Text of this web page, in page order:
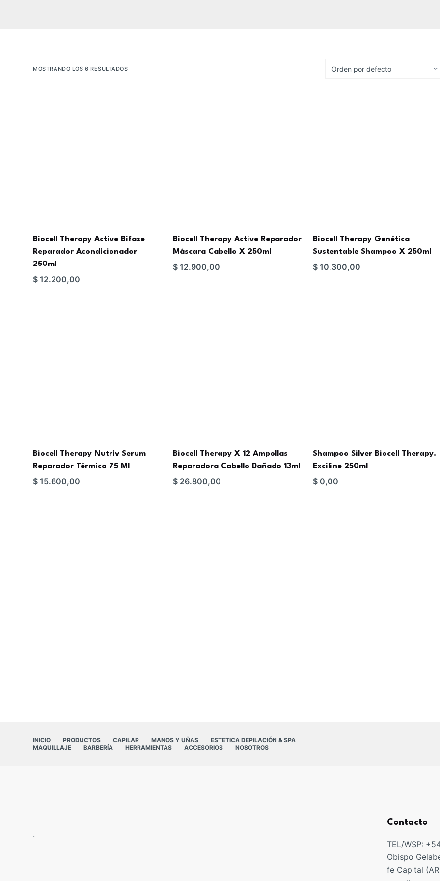
MOSTRANDO LOS 6 RESULTADOS
Biocell Therapy Active Bifase
Reparador Acondicionador
250ml
$ 12.200,00
Biocell Therapy Active Reparador
Máscara Cabello X 250ml
$ 12.900,00
Biocell Therapy Genética
Sustentable Shampoo X 250ml
$10.300,00
Biocell Therapy Nutriv Serum
Reparador Térmico 75 Ml
$ 15.600,00
Biocell Therapy X 12 Ampollas
Reparadora Cabello Dañado 13ml
$ 26.800,00
Shampoo Silver Biocell Therapy.
Exciline 250ml
$0,00
INICIO PRODUCTOS CAPILAR MANOS Y UÑAS
ESTETICA DEPILACIÓN & SPA
MAQUILLAJE
BARBERÍA HERRAMIENTAS ACCESORIOS NOSOTROS
.
Contacto
TEL/WSP:
Obispo
fe Capital